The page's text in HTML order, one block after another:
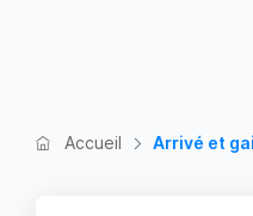
Accueil Arrivé et